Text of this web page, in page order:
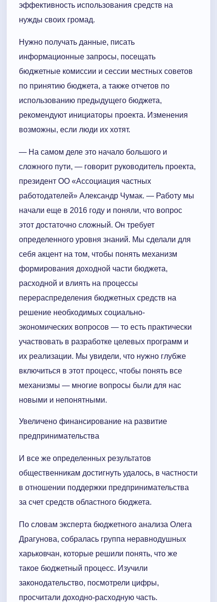
эффективность использования средств на
нужды своих громад.
Нужно получать данные, писать
информационные запросы, посещать
бюджетные комиссии и сессии местных советов
по принятию бюджета, а также отчетов по
использованию предыдущего бюджета,
рекомендуют инициаторы проекта. Изменения
возможны, если люди их хотят.
— На самом деле это начало большого и
сложного пути, — говорит руководитель проекта,
президент ОО «Ассоциация частных
работодателей» Александр Чумак. — Работу мы
начали еще в 2016 году и поняли, что вопрос
этот достаточно сложный. Он требует
определенного уровня знаний. Мы сделали для
себя акцент на том, чтобы понять механизм
формирования доходной части бюджета,
расходной и влиять на процессы
перераспределения бюджетных средств на
решение необходимых социально-
экономических вопросов — то есть практически
участвовать в разработке целевых программ и
их реализации. Мы увидели, что нужно глубже
включиться в этот процесс, чтобы понять все
механизмы — многие вопросы были для нас
новыми и непонятными.
Увеличено финансирование на развитие
предпринимательства
И все же определенных результатов
общественникам достигнуть удалось, в частности
в отношении поддержки предпринимательства
за счет средств областного бюджета.
По словам эксперта бюджетного анализа Олега
Драгунова, собралась группа неравнодушных
харьковчан, которые решили понять, что же
такое бюджетный процесс. Изучили
законодательство, посмотрели цифры,
просчитали доходно-расходную часть.